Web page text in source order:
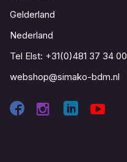
Gelderland
Nederland
Tel Elst: +31(0)481 37 34 00
webshop@simako-bdm.nl